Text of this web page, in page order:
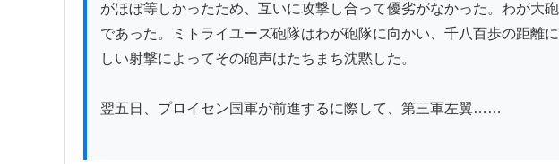
がほぼ等しかったため、互いに攻撃し合って優劣がなかった。わが大
であった。ミトライユーズ砲隊はわが砲隊に向かい、千八百歩の距離
しい射撃によってその砲声はたちまち沈黙した。
翌五日、プロイセン国軍が前進するに際して、第三軍左翼……